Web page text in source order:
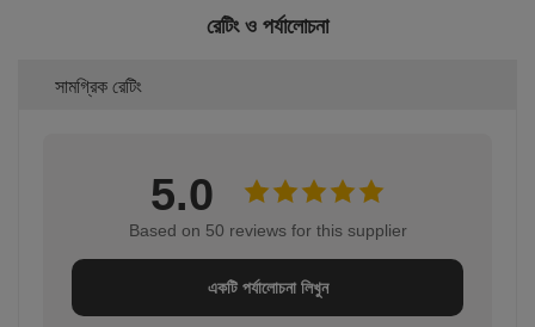
রেটিং ও পর্যালোচনা
সামগ্রিক রেটিং
5.0
Based on 50 reviews for this supplier
একটি পর্যালোচনা লিখুন